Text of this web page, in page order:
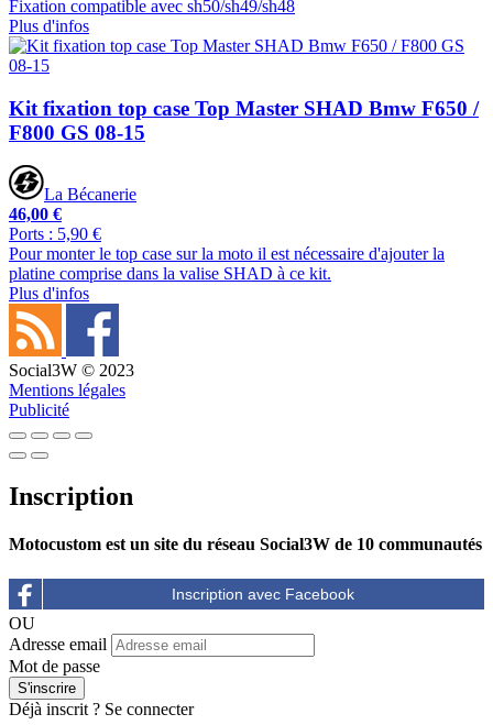
Fixation compatible avec sh50/sh49/sh48
Plus d'infos
Kit fixation top case Top Master SHAD Bmw F650 /
F800 GS 08-15
La Bécanerie
46,00 €
Ports : 5,90 €
Pour monter le top case sur la moto il est nécessaire d'ajouter la
platine comprise dans la valise SHAD à ce kit.
Plus d'infos
Social3W © 2023
Mentions légales
Publicité
Inscription
Motocustom est un site du réseau Social3W de 10 communautés
OU
Adresse email
Mot de passe
Déjà inscrit ? Se connecter